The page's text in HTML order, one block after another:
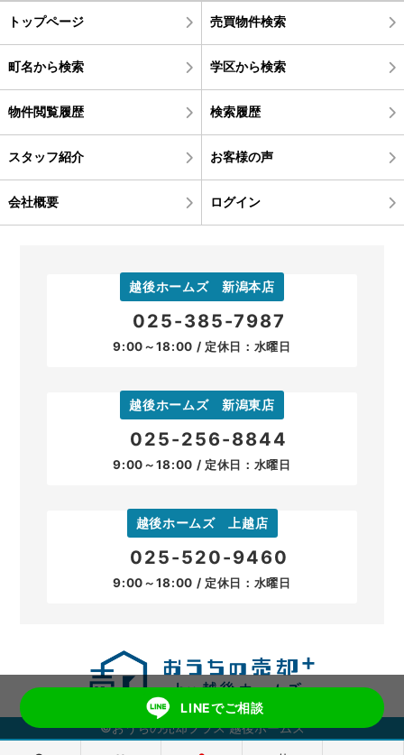
トップページ 売買物件検索
町名から検索 学区から検索
物件閲覧履歴 検索履歴
スタッフ紹介 お客様の声
会社概要 ログイン
越後ホームズ 新潟本店
025-385-7987
9:00～18:00 / 定休日：水曜日
越後ホームズ 新潟東店
025-256-8844
9:00～18:00 / 定休日：水曜日
越後ホームズ 上越店
025-520-9460
9:00～18:00 / 定休日：水曜日
©おうちの売却プラス 越後ホームズ
LINEでご相談